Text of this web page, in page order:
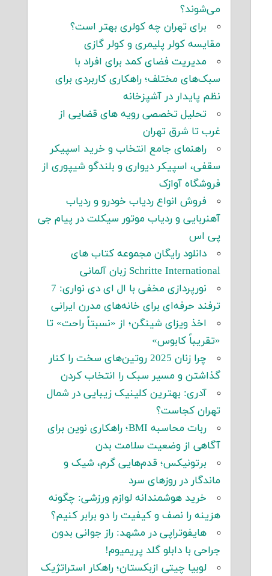
می‌شوند؟
برای تهران چه کولری بهتر است؟
مقایسه کولر پلیمری و کولر گازی
مدیریت فضای کمد برای افراد با
سبک‌های مختلف؛ راهکاری کاربردی برای
نظم پایدار در آشپزخانه
تحلیل تخصصی رویه های قضایی از
غرب تا شرق تهران
راهنمای جامع انتخاب و خرید اسپیکر
سقفی، اسپیکر دیواری و بلندگو شیپوری از
فروشگاه آوازک
فروش انواع ردیاب خودرو و ردیاب
آهنربایی و ردیاب موتور سیکلت در پیام جی
پی اس
دانلود رایگان مجموعه کتاب های
Schritte International زبان آلمانی
نورپردازی مخفی با ال ای دی نواری: 7
ترفند حرفه‌ای برای خانه‌های مدرن ایرانی
اخذ ویزای شینگن؛ از «نسبتاً راحت» تا
«تقریباً کابوس»
چرا زنان 2025 روتین‌های سخت را کنار
گذاشتن و مسیر سبک را انتخاب کردن
آدری: بهترین کلینیک زیبایی در شمال
تهران کجاست؟
ربات محاسبه BMI؛ راهکاری نوین برای
آگاهی از وضعیت سلامت بدن
برتونیکس؛ قدم‌هایی گرم، شیک و
ماندگار در روزهای سرد
خرید هوشمندانه لوازم ورزشی: چگونه
هزینه را نصف و کیفیت را دو برابر کنیم؟
هایفوتراپی در مشهد: راز جوانی بدون
جراحی با دابلو گلد پریمیوم!
لوبیا چیتی ازبکستان؛ راهکار استراتژیک